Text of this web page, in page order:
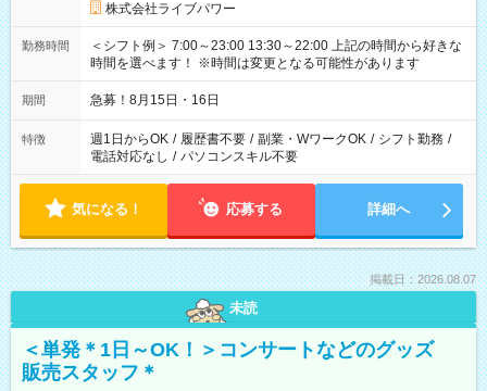
株式会社ライブパワー
勤務時間
＜シフト例＞ 7:00～23:00 13:30～22:00 上記の時間から好きな
時間を選べます！ ※時間は変更となる可能性があります
期間 急募！8月15日・16日
特徴 週1日からOK / 履歴書不要 / 副業・WワークOK / シフト勤務 /
電話対応なし / パソコンスキル不要
気になる！ 応募する 詳細へ
掲載日：2026.08.07
未読
＜単発＊1日～OK！＞コンサートなどのグッズ
販売スタッフ＊